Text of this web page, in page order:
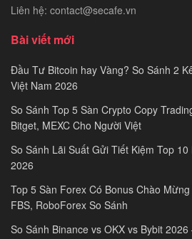
Liên hệ: contact@secafe.vn
Bài viết mới
Đầu Tư Bitcoin hay Vàng? So Sánh 2
Việt Nam 2026
So Sánh Top 5 Sàn Crypto Copy
Bitget, MEXC Cho Người Việt
So Sánh Lãi Suất Gửi Tiết Kiệm Top
2026
Top 5 Sàn Forex Có Bonus Chào
FBS, RoboForex So Sánh
So Sánh Binance vs OKX vs Bybit